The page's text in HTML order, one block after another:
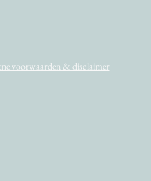
voorwaarden & disclaimer